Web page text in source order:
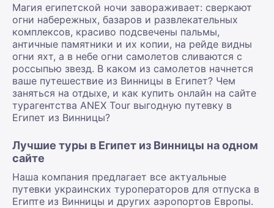
Магия египетской ночи завораживает: сверкают
огни набережных, базаров и развлекательных
комплексов, красиво подсвечены пальмы,
античные памятники и их копии, на рейде видны
огни яхт, а в небе огни самолетов сливаются с
россыпью звезд. В каком из самолетов начнется
ваше путешествие из Винницы в Египет? Чем
заняться на отдыхе, и как купить онлайн на сайте
турагентства ANEX Tour выгодную путевку в
Египет из Винницы?
Лучшие туры в Египет из Винницы на одном
сайте
Наша компания предлагает все актуальные
путевки украинских туроператоров для отпуска в
Египте из Винницы и других аэропортов Европы.